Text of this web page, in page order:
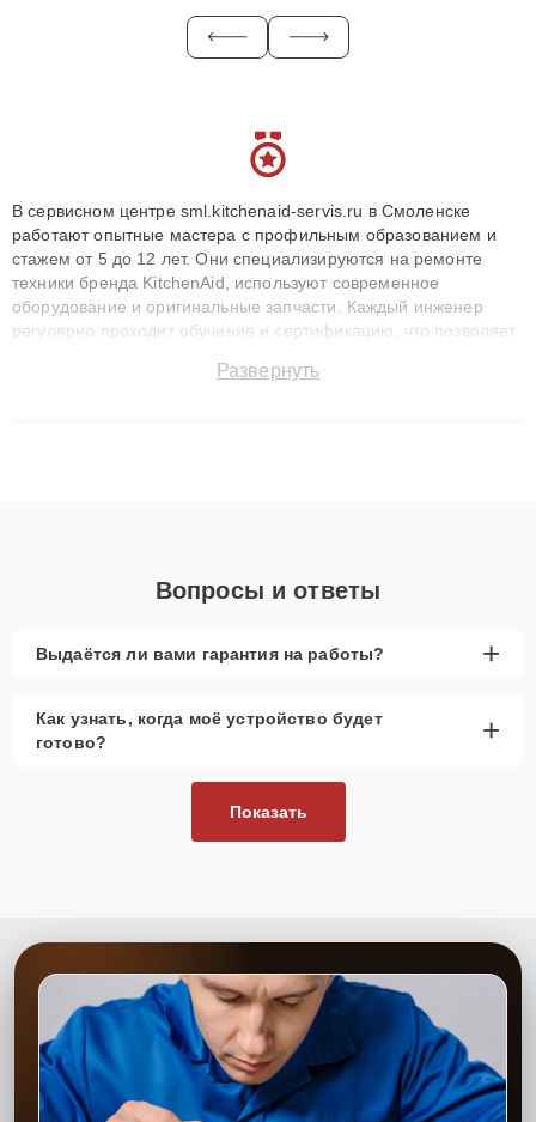
В сервисном центре sml.kitchenaid-servis.ru в Смоленске
работают опытные мастера с профильным образованием и
стажем от 5 до 12 лет. Они специализируются на ремонте
техники бренда KitchenAid, используют современное
оборудование и оригинальные запчасти. Каждый инженер
регулярно проходит обучение и сертификацию, что позволяет
технику с сохранением гарантии до 3 лет. Наши мастера
Развернуть
Вопросы и ответы
Выдаётся ли вами гарантия на работы? +
Как узнать, когда моё устройство будет
готово?
+
Показать